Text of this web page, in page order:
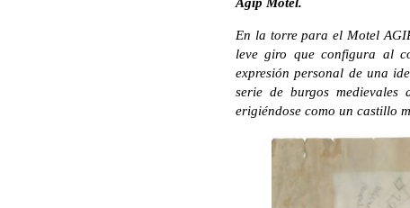
En la torre para el Motel
leve giro que configura al
expresión personal de una
serie de burgos
erigiéndose como un castillo